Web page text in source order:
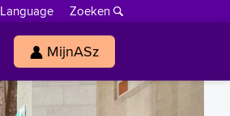
Language
Zoeken
MijnASz